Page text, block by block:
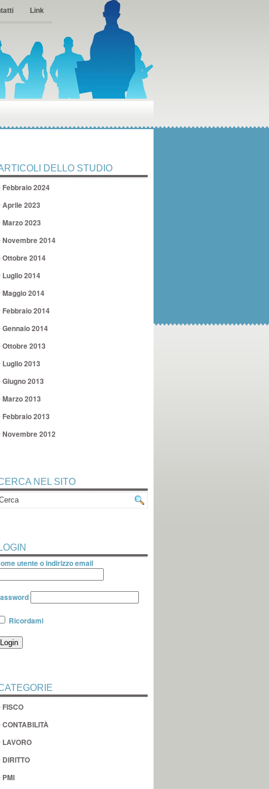
Link
DELLO STUDIO
Febbraio 2024
Aprile 2023
Marzo 2023
Novembre 2014
Ottobre 2014
Luglio 2014
Maggio 2014
Febbraio 2014
Gennaio 2014
Ottobre 2013
Luglio 2013
Giugno 2013
Marzo 2013
Febbraio 2013
Novembre 2012
NEL SITO
LOGIN
utente o indirizzo email
Ricordami
FISCO
CONTABILITÀ
LAVORO
DIRITTO
PMI